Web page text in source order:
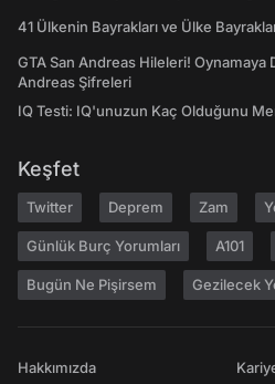
41 Ülkenin Bayrakları ve Ülke
GTA San Andreas Hileleri! Oynamaya
Andreas Şifreleri
IQ Testi: IQ'unuzun Kaç Olduğunu
Keşfet
Twitter Deprem Zam
Günlük Burç Yorumları A101
Bugün Ne Pişirsem Gezilecek
Hakkımızda